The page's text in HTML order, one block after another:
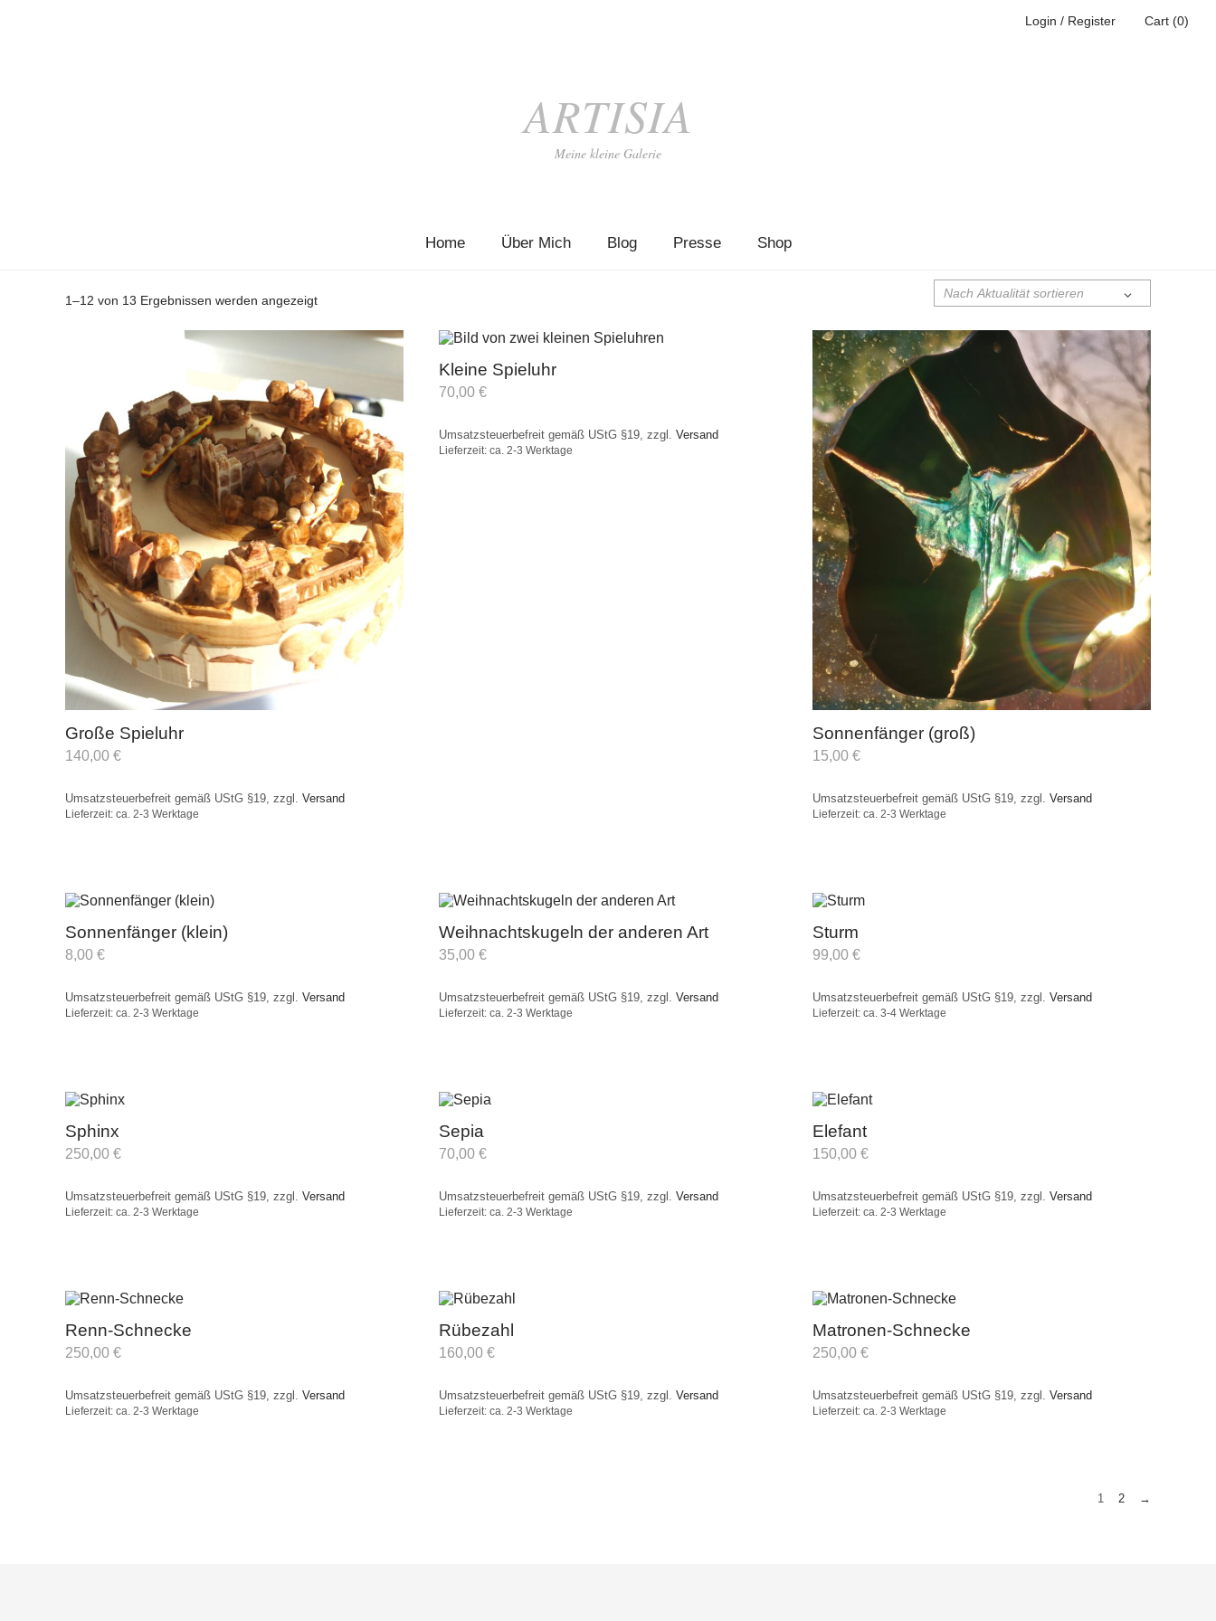
Login / Register Cart (0)
ARTISIA
Meine kleine Galerie
Home Über Mich Blog Presse Shop
1–12 von 13 Ergebnissen werden angezeigt
Große Spieluhr
140,00 €
Umsatzsteuerbefreit gemäß UStG §19, zzgl. Versand
Lieferzeit: ca. 2-3 Werktage
Kleine Spieluhr
70,00€
Umsatzsteuerbefreit gemäß UStG §19, zzgl.Versand
Lieferzeit: ca. 2-3 Werktage
Sonnenfänger (groß)
15,00€
Umsatzsteuerbefreit gemäß UStG §19, zzgl.Versand
Lieferzeit: ca. 2-3 Werktage
Sonnenfänger (klein)
8,00 €
Umsatzsteuerbefreit gemäß UStG §19, zzgl. Versand
Lieferzeit: ca. 2-3 Werktage
Weihnachtskugeln der anderen Art
35,00€
Umsatzsteuerbefreit gemäß UStG §19, zzgl.Versand
Lieferzeit: ca. 2-3 Werktage
Sturm
99,00€
Umsatzsteuerbefreit gemäß UStG §19, zzgl.Versand
Lieferzeit: ca. 3-4 Werktage
Sphinx
250,00 €
Umsatzsteuerbefreit gemäß UStG §19, zzgl. Versand
Lieferzeit: ca. 2-3 Werktage
Sepia
70,00€
Umsatzsteuerbefreit gemäß UStG §19, zzgl.Versand
Lieferzeit: ca. 2-3 Werktage
Elefant
150,00€
Umsatzsteuerbefreit gemäß UStG §19, zzgl.Versand
Lieferzeit: ca. 2-3 Werktage
Renn-Schnecke
250,00 €
Umsatzsteuerbefreit gemäß UStG §19, zzgl. Versand
Lieferzeit: ca. 2-3 Werktage
Rübezahl
160,00€
Umsatzsteuerbefreit gemäß UStG §19, zzgl.Versand
Lieferzeit: ca. 2-3 Werktage
Matronen-Schnecke
250,00€
Umsatzsteuerbefreit gemäß UStG §19, zzgl.Versand
Lieferzeit: ca. 2-3 Werktage
1 2 →